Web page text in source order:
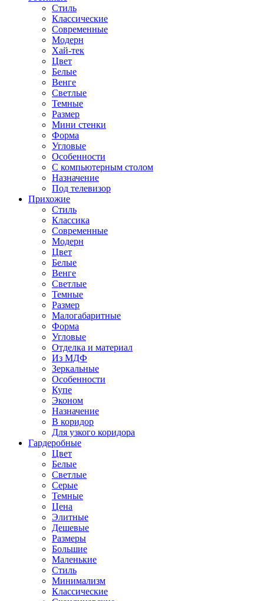
Стиль
Классические
Современные
Модерн
Хай-тек
Цвет
Белые
Венге
Светлые
Темные
Размер
Мини стенки
Форма
Угловые
Особенности
С компьютерным столом
Назначение
Под телевизор
Прихожие
Стиль
Классика
Современные
Модерн
Цвет
Белые
Венге
Светлые
Темные
Размер
Малогабаритные
Форма
Угловые
Отделка и материал
Из МДФ
Зеркальные
Особенности
Купе
Эконом
Назначение
В коридор
Для узкого коридора
Гардеробные
Цвет
Белые
Светлые
Серые
Темные
Цена
Элитные
Дешевые
Размеры
Большие
Маленькие
Стиль
Минимализм
Классические